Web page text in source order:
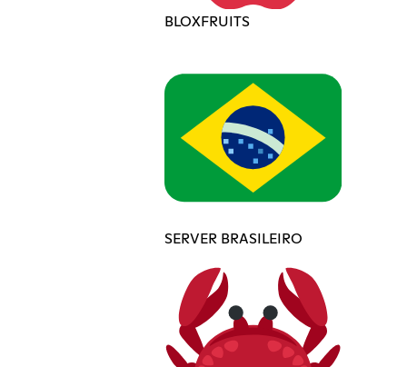
BLOXFRUITS
SERVER BRASILEIRO